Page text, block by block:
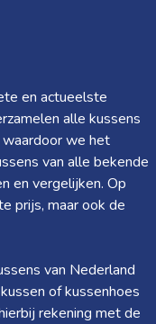
en actueelste
alle kussens
waardoor we het
van alle bekende
en vergelijken. Op
prijs, maar ook de
van Nederland
of kussenhoes
rekening met de